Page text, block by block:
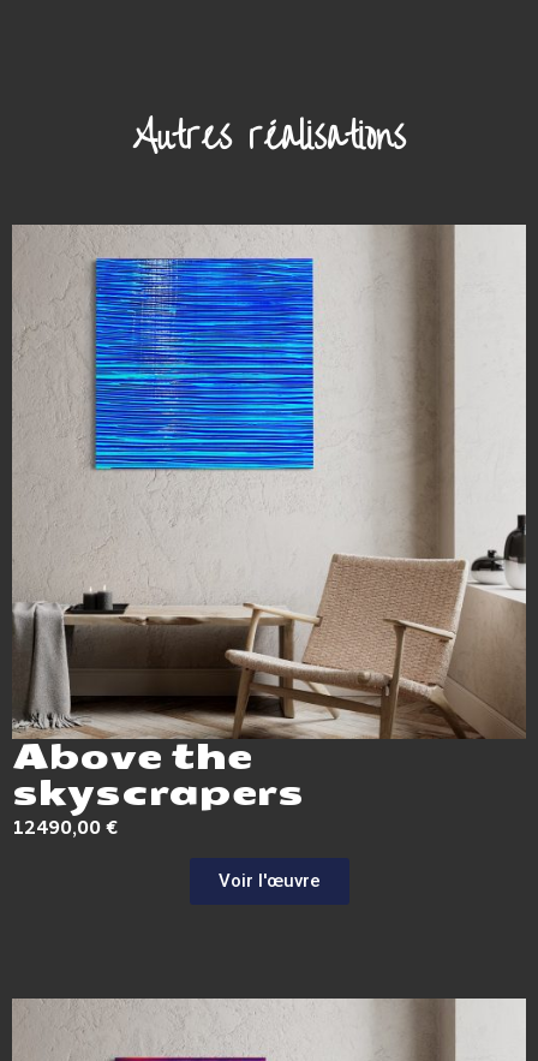
Autres réalisations
Above the
skyscrapers
12490,00€
Voir l'œuvre